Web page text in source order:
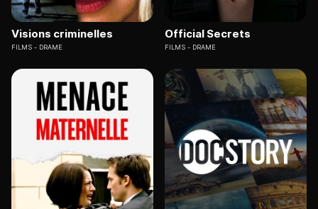
Visions criminelles
FILMS DRAME
Official Secrets
FILMS DRAME